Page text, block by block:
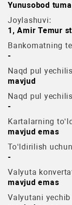
Yunusobod
Joylashuvi:
1, Amir Temur
Bankomatning
-
Naqd pul
mavjud
Naqd pul
-
Kartalarning
mavjud emas
To‘ldirilish
-
Valyuta
mavjud emas
Valyutani